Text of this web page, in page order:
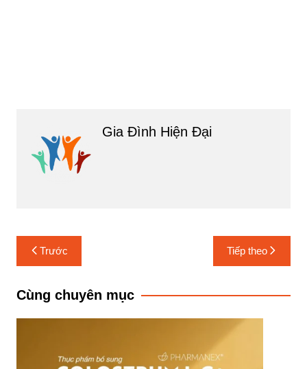
Gia Đình Hiện Đại
Điều
hướng
bài
Trước Tiếp theo
Cùng chuyên mục